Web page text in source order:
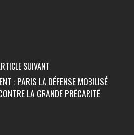
SUIVANT
: PARIS LA DÉFENSE MOBILISÉ
LA GRANDE PRÉCARITÉ